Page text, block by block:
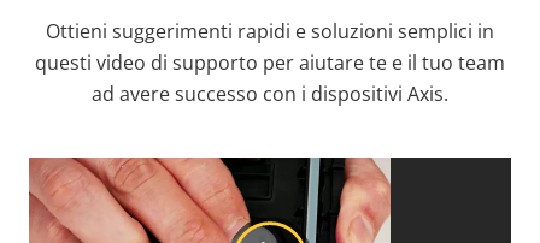
Ottieni suggerimenti rapidi e soluzioni semplici in
questi video di supporto per aiutare te e il tuo team
ad avere successo con i dispositivi Axis.